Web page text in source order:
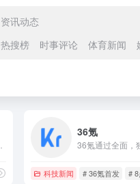
资讯动态
热搜榜 时事评论 体育新闻
36氪
科技新闻 # 36氪首发 #